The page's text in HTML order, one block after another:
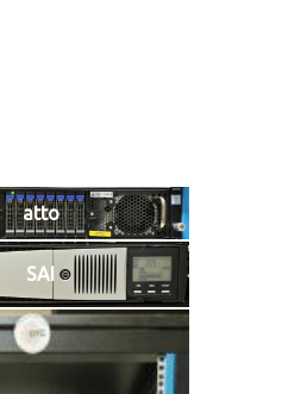
atto
SAI